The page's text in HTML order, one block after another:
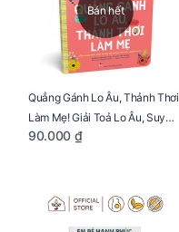
Bán hết
Quẳng Gánh Lo Âu, Thảnh Thơi
Làm Mẹ! Giải Toả Lo Âu, Suy
Nghĩ Tiêu Cực Cho Mẹ
90.000 ₫